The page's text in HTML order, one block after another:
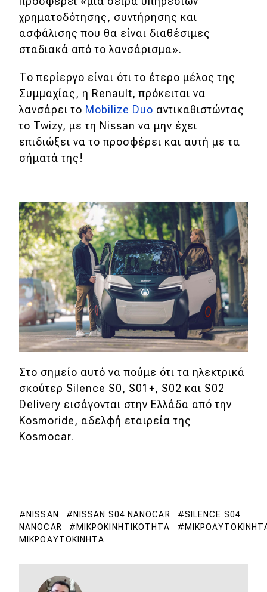
χρηματοδότησης, συντήρησης και
ασφάλισης που θα είναι διαθέσιμες
σταδιακά από το λανσάρισμα».
Το περίεργο είναι ότι το έτερο μέλος της
Συμμαχίας, η Renault, πρόκειται να
λανσάρει το Mobilize Duo αντικαθιστώντας
το Twizy, με τη Nissan να μην έχει
επιδιώξει να το προσφέρει και αυτή με τα
σήματά της!
Στο σημείο αυτό να πούμε ότι τα ηλεκτρικά
σκούτερ Silence S0, S01+, S02 και S02
Delivery εισάγονται στην Ελλάδα από την
Kosmoride, αδελφή εταιρεία της
Kosmocar.
NISSAN NISSAN S04 NANOCAR
SILENCE S04
NANOCAR
ΜΙΚΡΟΚΙΝΗΤΙΚΌΤΗΤΑ
ΜΙΚΡΟΑΥΤΟΚΊΝΗΤΑ